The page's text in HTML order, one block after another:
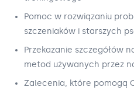
Pomoc w rozwiązaniu
szczeniaków i starszych
Przekazanie szczegółów
metod używanych przez
Zalecenia, które pomogą